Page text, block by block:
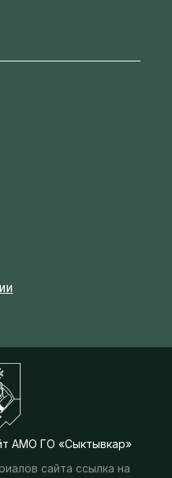
АМО ГО «Сыктывкар»
сайта ссылка на